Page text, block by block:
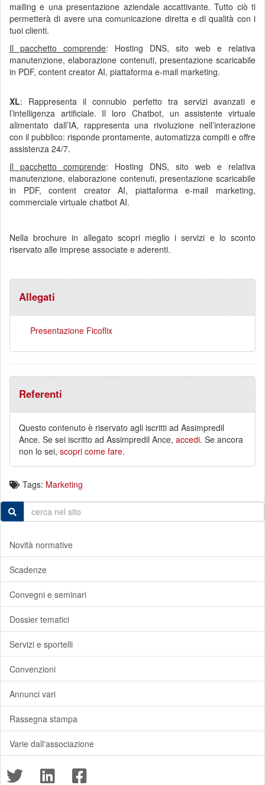
mailing e una presentazione aziendale accattivante. Tutto ciò ti
permetterà di avere una comunicazione diretta e di qualità con i
tuoi clienti.
Il pacchetto comprende: Hosting DNS, sito web e relativa
manutenzione, elaborazione contenuti, presentazione scaricabile
in PDF, content creator AI, piattaforma e-mail marketing.
XL: Rappresenta il connubio perfetto tra servizi avanzati e
l’intelligenza artificiale. Il loro Chatbot, un assistente virtuale
alimentato dall’IA, rappresenta una rivoluzione nell’interazione
con il pubblico: risponde prontamente, automatizza compiti e offre
assistenza 24/7.
Il pacchetto comprende: Hosting DNS, sito web e relativa
manutenzione, elaborazione contenuti, presentazione scaricabile
in PDF, content creator AI, piattaforma e-mail marketing,
commerciale virtuale chatbot AI.
Nella brochure in allegato scopri meglio i servizi e lo sconto
riservato alle imprese associate e aderenti.
Allegati
Presentazione Ficoflix
Referenti
Questo contenuto è riservato agli iscritti ad Assimpredil
Ance. Se sei iscritto ad Assimpredil Ance, accedi. Se ancora
non lo sei, scopri come fare.
Tags: Marketing
Novità normative
Scadenze
Convegni e seminari
Dossier tematici
Servizi e sportelli
Convenzioni
Annunci vari
Rassegna stampa
Varie dall'associazione